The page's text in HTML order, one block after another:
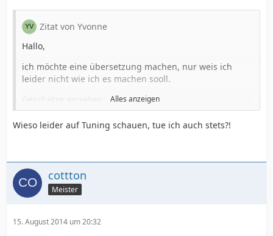
Zitat von Yvonne
Hallo,
ich möchte eine übersetzung machen, nur weis ich
leider nicht wie ich es machen sooll.
Eien Tabelle hat 10.000 deutsche Wörter,
jetzt möchte ich davon eine Übersetzung machen, das
Das wären ca. 100 Spalten, da ich die zweite hälfte, sehr
gerne den leuten zuverfügung stellen möchte, die mir
bei der übersetzung helfen (ZB.: Usr / Besucher).
somit kann ich später dan selbst meiner übersetzung
Was sagt eigentölich die MYSQL Geschwindigkeit aus,
Alles anzeigen
Wieso leider auf Tuning schauen, tue ich auch stets?!
cottton
Meister
15. August 2014 um 20:32